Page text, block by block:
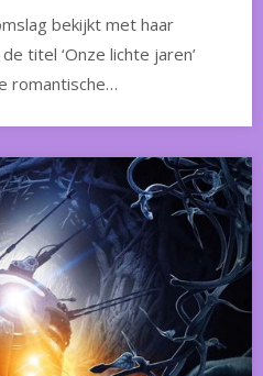
bekijkt met haar
titel ‘Onze lichte jaren’
romantische…